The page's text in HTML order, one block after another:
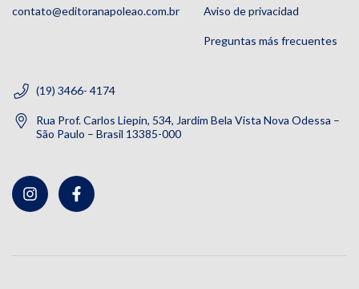
contato@editoranapoleao.com.br Aviso de privacidad
Preguntas más frecuentes
(19) 3466- 4174
Rua Prof. Carlos Liepin, 534, Jardim Bela Vista Nova Odessa –
São Paulo – Brasil 13385-000